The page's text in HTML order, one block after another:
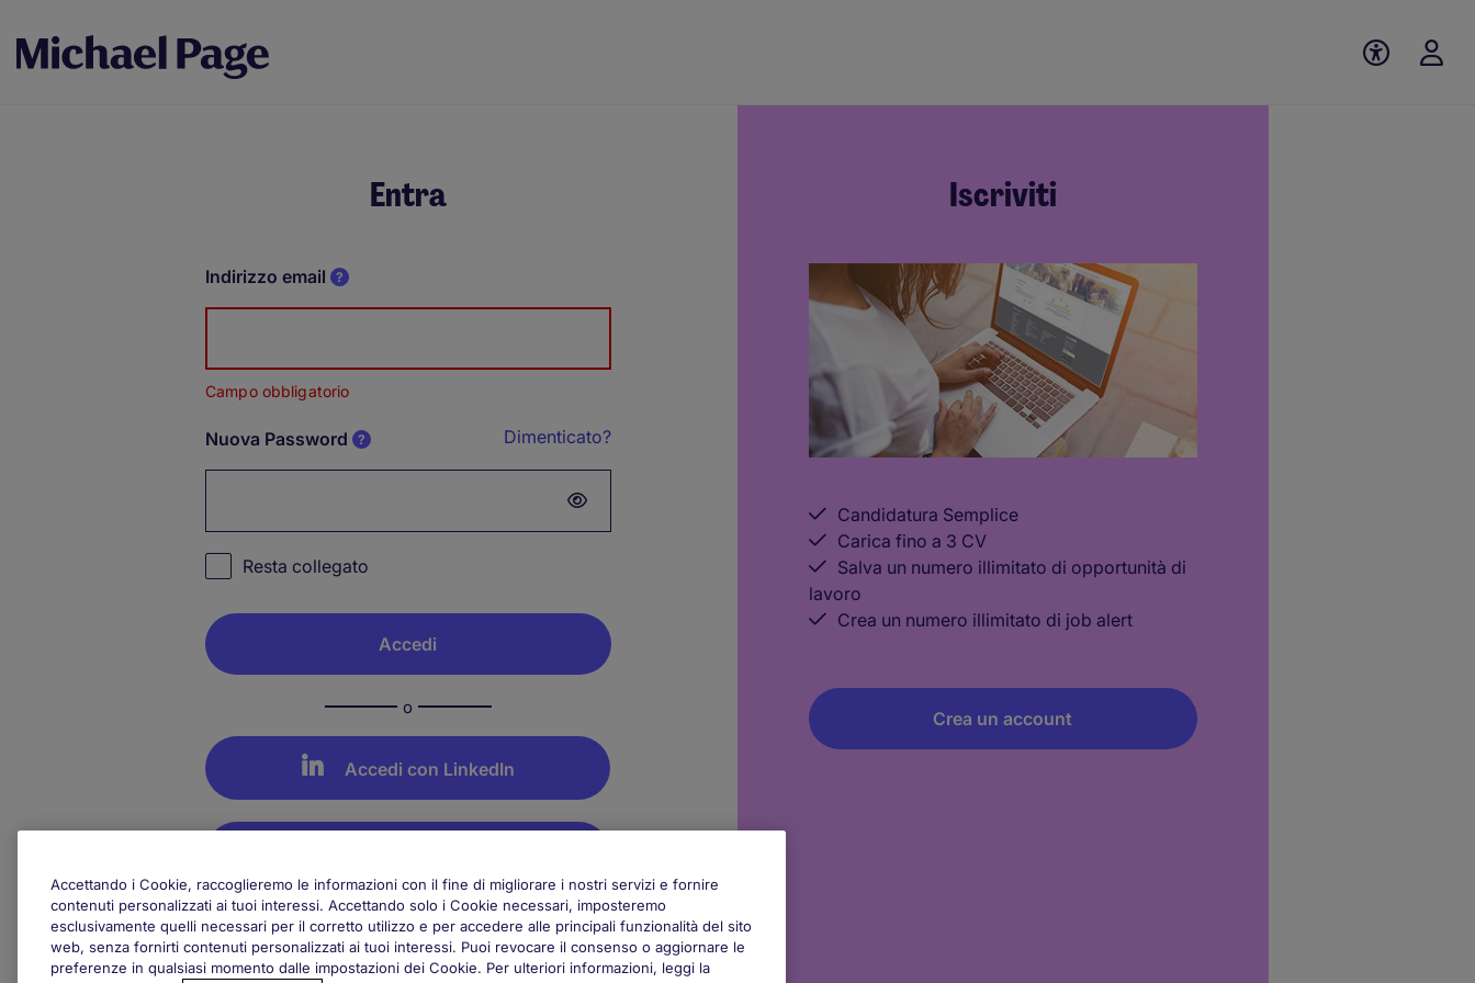
Entra
Indirizzo email
Campo obbligatorio
Dimenticato?
Nuova Password
Resta collegato
o
Accedi con LinkedIn
Non è il tuo dispositivo? Disconnettiti dopo la
sessione.
Iscriviti
Candidatura Semplice
Carica fino a 3 CV
Salva un numero illimitato di opportunità di
lavoro
Crea un numero illimitato di job alert
Crea un account
Accettando i Cookie, raccoglieremo le informazioni con il fine di migliorare i nostri servizi e fornire
contenuti personalizzati ai tuoi interessi. Accettando solo i Cookie necessari, imposteremo
esclusivamente quelli necessari per il corretto utilizzo e per accedere alle principali funzionalità del sito
web, senza fornirti contenuti personalizzati ai tuoi interessi. Puoi revocare il consenso o aggiornare le
preferenze in qualsiasi momento dalle impostazioni dei Cookie. Per ulteriori informazioni, leggi la